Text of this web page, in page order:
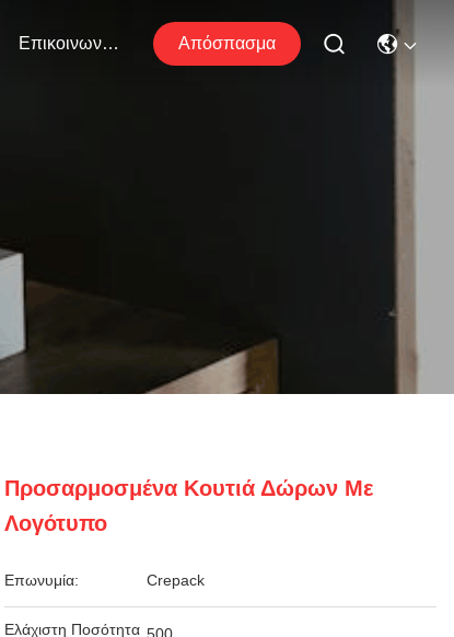
Επικοινωνήστε Μαζί Μας Απόσπασμα
Προσαρμοσμένα Κουτιά Δώρων Με
Λογότυπο
Επωνυμία: Crepack
Ελάχιστη Ποσότητα